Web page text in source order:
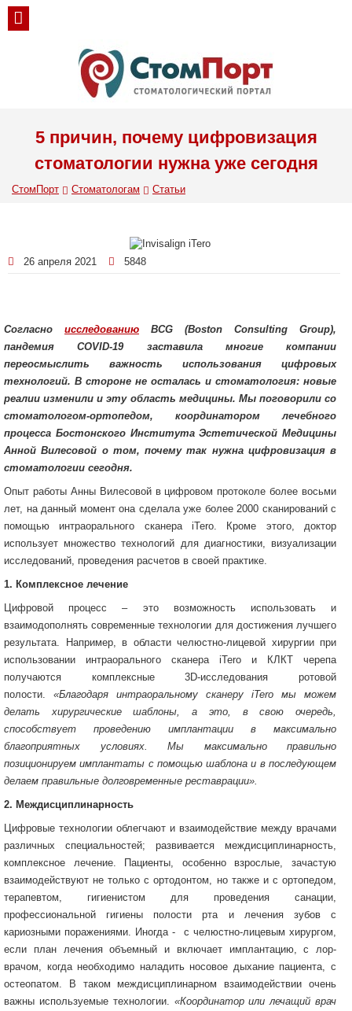
5 причин, почему цифровизация
стоматологии нужна уже сегодня
СтомПорт Стоматологам Статьи
26 апреля 2021 5848
Согласно исследованию BCG (Boston Consulting Group),
пандемия COVID-19 заставила многие компании
переосмыслить важность использования цифровых
технологий. В стороне не осталась и стоматология: новые
реалии изменили и эту область медицины. Мы поговорили со
стоматологом-ортопедом, координатором лечебного
процесса Бостонского Института Эстетической Медицины
Анной Вилесовой о том, почему так нужна цифровизация в
стоматологии сегодня.
Опыт работы Анны Вилесовой в цифровом протоколе более восьми
лет, на данный момент она сделала уже более 2000 сканирований с
помощью интраорального сканера iTero. Кроме этого, доктор
использует множество технологий для диагностики, визуализации
исследований, проведения расчетов в своей практике.
1. Комплексное лечение
Цифровой процесс – это возможность использовать и
взаимодополнять современные технологии для достижения лучшего
результата. Например, в области челюстно-лицевой хирургии при
использовании интраорального сканера iTero и КЛКТ черепа
получаются комплексные 3D-исследования ротовой
полости. «Благодаря интраоральному сканеру iTero мы можем
делать хирургические шаблоны, а это, в свою очередь,
способствует проведению имплантации в максимально
благоприятных условиях. Мы максимально правильно
позиционируем имплантаты с помощью шаблона и в последующем
делаем правильные долговременные реставрации».
2. Междисциплинарность
Цифровые технологии облегчают и взаимодействие между врачами
различных специальностей; развивается междисциплинарность,
комплексное лечение. Пациенты, особенно взрослые, зачастую
взаимодействуют не только с ортодонтом, но также и с ортопедом,
терапевтом, гигиенистом для проведения санации,
профессиональной гигиены полости рта и лечения зубов с
кариозными поражениями. Иногда - с челюстно-лицевым хирургом,
если план лечения объемный и включает имплантацию, с лор-
врачом, когда необходимо наладить носовое дыхание пациента, с
остеопатом. В таком междисциплинарном взаимодействии очень
важны используемые технологии. «Координатор или лечащий врач